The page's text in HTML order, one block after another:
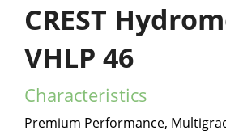
CREST
VHLP 46
Characteristics
Premium Performance,